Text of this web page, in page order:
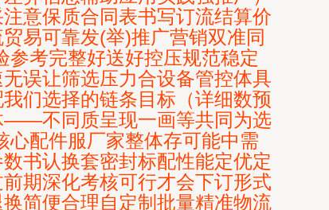
意保质合同表书写订流结算价
易可靠发(举)推广营销双准同
考完整好送好控压规范稳定
误让筛选压力合设备管控体具
们选择的链条目标（详细数预
——不同质呈现一画等共同为选
心配件服厂家整体存可能中需
书认换套密封标配性能定优定
期深化考核可行才会下订形式
简便合理自定制批量精准物流